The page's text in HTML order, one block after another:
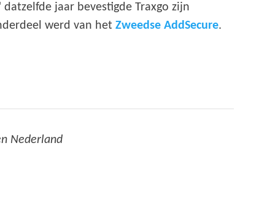
jaar bevestigde Traxgo zijn
werd van hetZweedse AddSecure.
Nederland